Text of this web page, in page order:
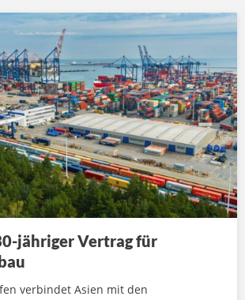
jähriger Vertrag für
verbindet Asien mit den